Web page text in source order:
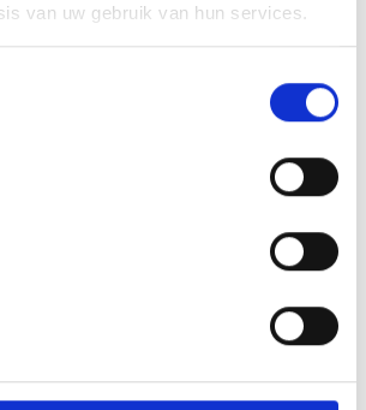
van uw gebruik van hun services.
MEER INFORMATIE